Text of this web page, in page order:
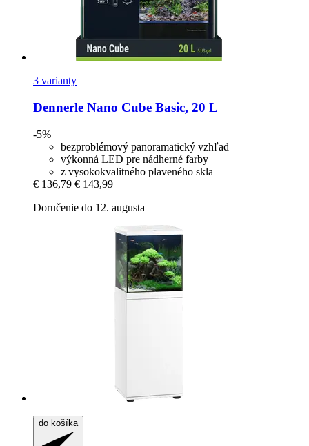
3 varianty
Dennerle Nano Cube Basic, 20 L
-5%
bezproblémový panoramatický vzhľad
výkonná LED pre nádherné farby
z vysokokvalitného plaveného skla
€ 136,79 € 143,99
Doručenie do 12. augusta
do košíka